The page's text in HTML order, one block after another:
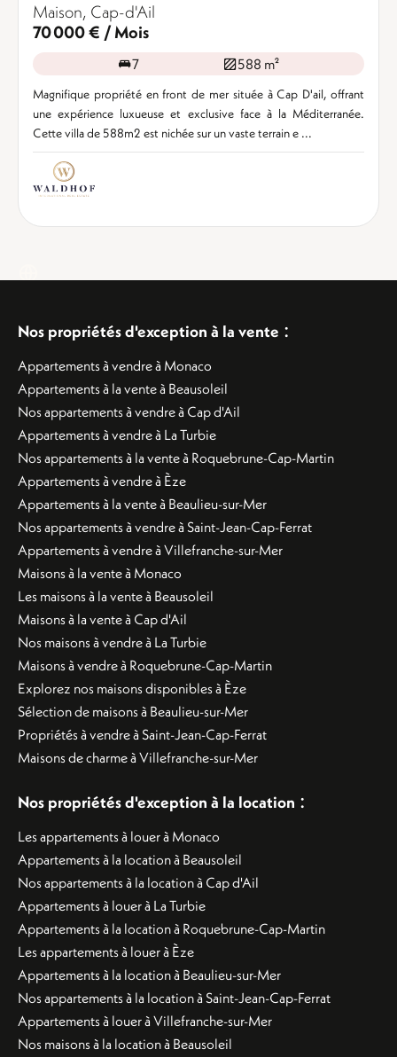
Maison, Cap-d'Ail
70 000 € / Mois
7 588 m²
Magnifique propriété en front de mer située à Cap D'ail, offrant
une expérience luxueuse et exclusive face à la Méditerranée.
Cette villa de 588m2 est nichée sur un vaste terrain e ...
Nos propriétés d'exception à la vente :
Appartements à vendre à Monaco
Appartements à la vente à Beausoleil
Nos appartements à vendre à Cap d'Ail
Appartements à vendre à La Turbie
Nos appartements à la vente à Roquebrune-Cap-Martin
Appartements à vendre à Èze
Appartements à la vente à Beaulieu-sur-Mer
Nos appartements à vendre à Saint-Jean-Cap-Ferrat
Appartements à vendre à Villefranche-sur-Mer
Maisons à la vente à Monaco
Les maisons à la vente à Beausoleil
Maisons à la vente à Cap d'Ail
Nos maisons à vendre à La Turbie
Maisons à vendre à Roquebrune-Cap-Martin
Explorez nos maisons disponibles à Èze
Sélection de maisons à Beaulieu-sur-Mer
Propriétés à vendre à Saint-Jean-Cap-Ferrat
Maisons de charme à Villefranche-sur-Mer
Nos propriétés d'exception à la location :
Les appartements à louer à Monaco
Appartements à la location à Beausoleil
Nos appartements à la location à Cap d'Ail
Appartements à louer à La Turbie
Appartements à la location à Roquebrune-Cap-Martin
Les appartements à louer à Èze
Appartements à la location à Beaulieu-sur-Mer
Nos appartements à la location à Saint-Jean-Cap-Ferrat
Appartements à louer à Villefranche-sur-Mer
Nos maisons à la location à Beausoleil